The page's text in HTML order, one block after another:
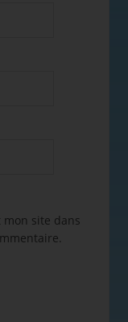
site dans